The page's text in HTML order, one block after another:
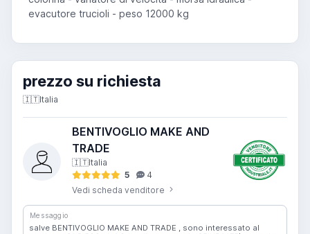
evacutore trucioli - peso 12000 kg
prezzo su richiesta
🇮🇹Italia
BENTIVOGLIO MAKE AND
TRADE
🇮🇹Italia
5
4
Vedi scheda venditore
Messaggio